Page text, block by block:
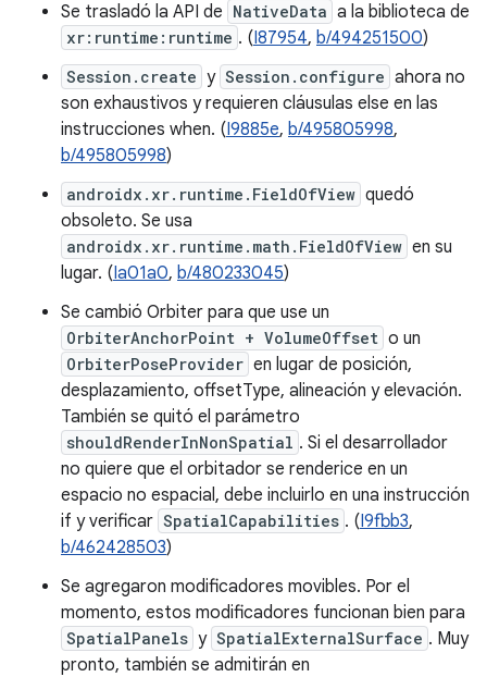
Se trasladó la API de NativeData a la biblioteca de
xr:runtime:runtime . (I87954, b/494251500)
Session.create y Session.configure ahora no
son exhaustivos y requieren cláusulas else en las
instrucciones when. (I9885e, b/495805998,
b/495805998)
androidx.xr.runtime.FieldOfView quedó
obsoleto. Se usa
androidx.xr.runtime.math.FieldOfView en su
lugar. (Ia01a0, b/480233045)
Se cambió Orbiter para que use un
OrbiterAnchorPoint + VolumeOffset o un
OrbiterPoseProvider en lugar de posición,
desplazamiento, offsetType, alineación y elevación.
También se quitó el parámetro
shouldRenderInNonSpatial . Si el desarrollador
no quiere que el orbitador se renderice en un
espacio no espacial, debe incluirlo en una instrucción
if y verificar SpatialCapabilities . (I9fbb3,
b/462428503)
Se agregaron modificadores movibles. Por el
momento, estos modificadores funcionan bien para
SpatialPanels y SpatialExternalSurface . Muy
pronto, también se admitirán en